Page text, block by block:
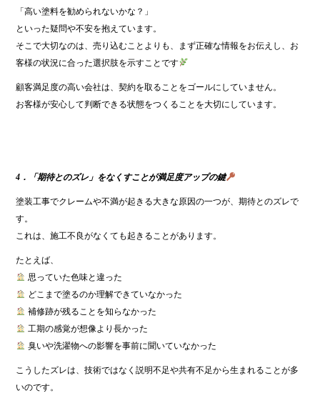
「高い塗料を勧められないかな？」
といった疑問や不安を抱えています。
そこで大切なのは、売り込むことよりも、まず正確な情報をお伝えし、お
客様の状況に合った選択肢を示すことです
顧客満足度の高い会社は、契約を取ることをゴールにしていません。
お客様が安心して判断できる状態をつくることを大切にしています。
4．「期待とのズレ」をなくすことが満足度アップの鍵
塗装工事でクレームや不満が起きる大きな原因の一つが、期待とのズレで
す。
これは、施工不良がなくても起きることがあります。
たとえば、
思っていた色味と違った
どこまで塗るのか理解できていなかった
補修跡が残ることを知らなかった
工期の感覚が想像より長かった
臭いや洗濯物への影響を事前に聞いていなかった
こうしたズレは、技術ではなく説明不足や共有不足から生まれることが多
いのです。